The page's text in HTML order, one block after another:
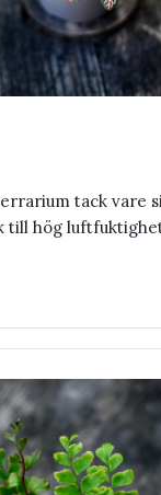
tack vare
till hög